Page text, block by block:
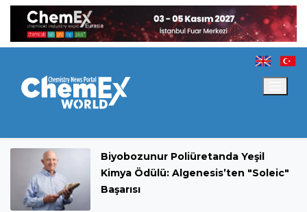
Biyobozunur Poliüretanda Yeşil
Kimya Ödülü: Algenesis’ten "Soleic"
Başarısı